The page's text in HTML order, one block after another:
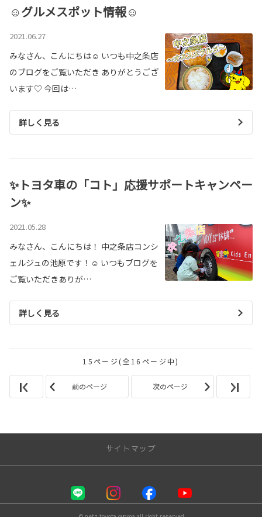
☺グルメスポット情報☺
2021.06.27
みなさん、こんにちは☺ いつも中之条店
のブログをご覧いただき ありがとうござ
います♡ 今回は…
詳しく見る
✨トヨタ車の「コト」応援サポートキャンペー
ン✨
2021.05.28
みなさん、こんにちは！ 中之条店コンシ
ェルジュの池原です！☺ いつもブログを
ご覧いただきありが…
詳しく見る
15ページ(全16ページ中)
前のページ 次のページ
サイトマップ